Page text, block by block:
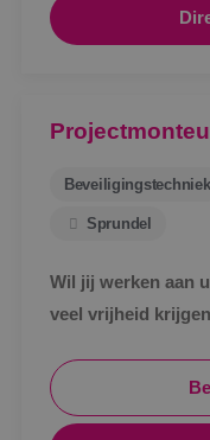
Beveiligingstechniek
Sprundel
Wil jij werken aan
veel vrijheid